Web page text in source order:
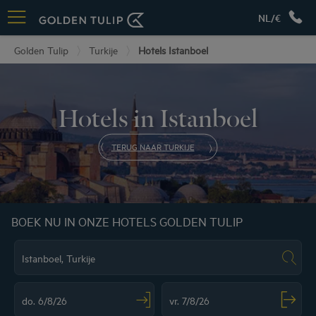
NL/€
Golden Tulip Turkije Hotels Istanboel
Hotels in Istanboel
TERUG NAAR TURKIJE
BOEK NU IN ONZE HOTELS GOLDEN TULIP